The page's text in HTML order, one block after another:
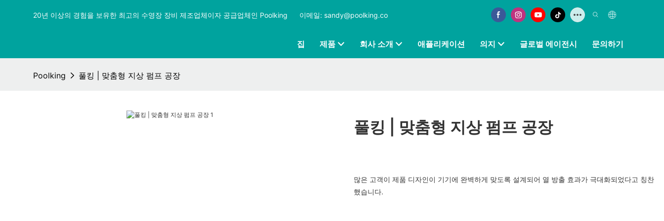
20년 이상의 경험을 보유한 최고의 수영장 장비 제조업체이자 공급업체인 Poolking 이메일: sandy@poolking.co
집 제품 회사 소개 애플리케이션 의지 글로벌 에이전시 문의하기
Poolking 풀킹 | 맞춤형 지상 펌프 공장
풀킹 | 맞춤형 지상 펌프 공장
많은 고객이 제품 디자인이 기기에 완벽하게 맞도록 설계되어 열 방출 효과가 극대화되었다고 칭찬
했습니다.